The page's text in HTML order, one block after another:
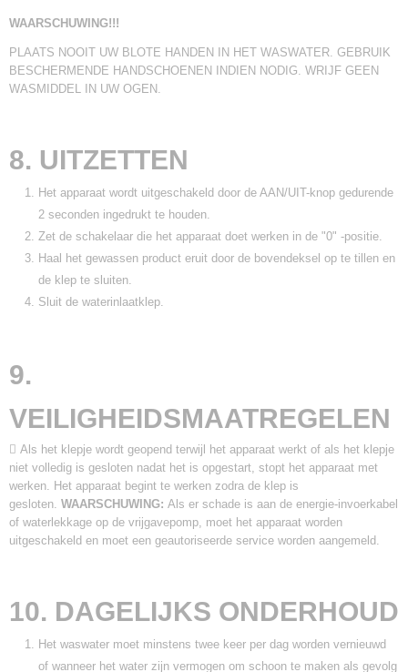
WAARSCHUWING!!!
PLAATS NOOIT UW BLOTE HANDEN IN HET WASWATER. GEBRUIK
BESCHERMENDE HANDSCHOENEN INDIEN NODIG. WRIJF GEEN
WASMIDDEL IN UW OGEN.
8. UITZETTEN
Het apparaat wordt uitgeschakeld door de AAN/UIT-knop gedurende
2 seconden ingedrukt te houden.
Zet de schakelaar die het apparaat doet werken in de "0" -positie.
Haal het gewassen product eruit door de bovendeksel op te tillen en
de klep te sluiten.
Sluit de waterinlaatklep.
9.
VEILIGHEIDSMAATREGELEN
 Als het klepje wordt geopend terwijl het apparaat werkt of als het klepje
niet volledig is gesloten nadat het is opgestart, stopt het apparaat met
werken. Het apparaat begint te werken zodra de klep is
gesloten. WAARSCHUWING: Als er schade is aan de energie-invoerkabel
of waterlekkage op de vrijgavepomp, moet het apparaat worden
uitgeschakeld en moet een geautoriseerde service worden aangemeld.
10. DAGELIJKS ONDERHOUD
Het waswater moet minstens twee keer per dag worden vernieuwd
of wanneer het water zijn vermogen om schoon te maken als gevolg